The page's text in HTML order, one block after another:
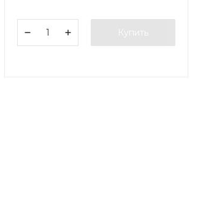
Купить